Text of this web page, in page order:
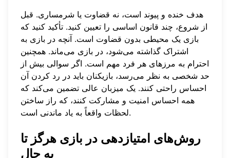
هدف خنده و پیوند است، نه قضاوت یا شرمساری. قبل
از شروع، چند قانون اساسی را تعیین کنید. تأکید کنید که
بازی یک محیطی بدون قضاوت است. آنچه در بازی به
اشتراک گذاشته می‌شود، در بازی می‌ماند. همچنین
احترام به مرزهای هر فرد مهم است. اگر سوالی بیش از
حد شخصی به نظر می‌رسد، بازیکنان باید در رد کردن آن
احساس راحتی کنند. یک میزبان عالی تضمین می‌کند که
همه احساس امنیت و مشارکت کنند، که راز ساختن
لحظات واقعاً به یاد ماندنی است.
روش‌های امتیازدهی در بازی هرگز تا
به حال